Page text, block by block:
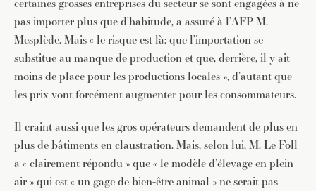
pas importer plus que d’habitude, a assuré à l’AFP M.
Mesplède. Mais « le risque est là: que l’importation se
substitue au manque de production et que, derrière, il y ait
moins de place pour les productions locales », d’autant que
les prix vont forcément augmenter pour les consommateurs.
Il craint aussi que les gros opérateurs demandent de plus en
plus de bâtiments en claustration. Mais, selon lui, M. Le Foll
a « clairement répondu » que « le modèle d’élevage en plein
air » qui est « un gage de bien-être animal » ne serait pas